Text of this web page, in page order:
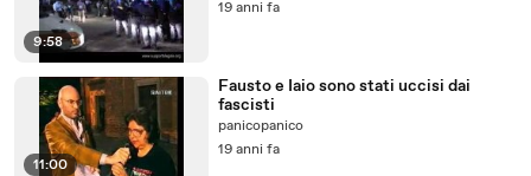
9:58
19 anni fa
11:00
Fausto e Iaio sono stati uccisi dai
fascisti
panicopanico
19 anni fa